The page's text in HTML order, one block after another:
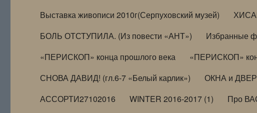
Выставка живописи 2010г(Серпуховский музей)
БОЛЬ ОТСТУПИЛА. (Из повести «АНТ»)
Избранные
«ПЕРИСКОП» конца прошлого века
«ПЕРИСКОП»
СНОВА ДАВИД! (гл.6-7 «Белый карлик»)
ОКНА и
АССОРТИ27102016
WINTER 2016-2017 (1) Про